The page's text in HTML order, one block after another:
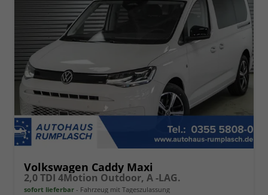
Volkswagen Caddy Maxi
2,0 TDI 4Motion Outdoor, A -LAG.
sofort lieferbar Fahrzeug mit Tageszulassung